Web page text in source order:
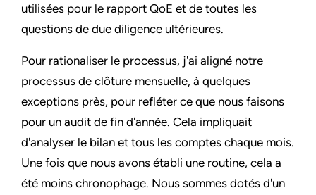
utilisées pour le rapport QoE et de toutes les
questions de due diligence ultérieures.
Pour rationaliser le processus, j'ai aligné notre
processus de clôture mensuelle, à quelques
exceptions près, pour refléter ce que nous faisons
pour un audit de fin d'année. Cela impliquait
d'analyser le bilan et tous les comptes chaque mois.
Une fois que nous avons établi une routine, cela a
été moins chronophage. Nous sommes dotés d'un